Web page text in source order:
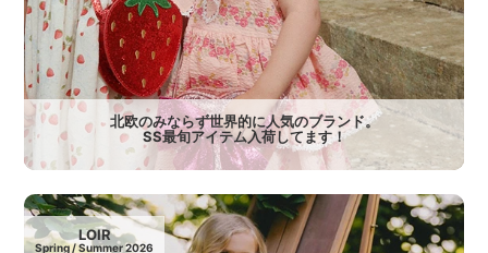
北欧のみならず世界的に人気のブランド。
SS最旬アイテム入荷してます！
LOIR
Spring / Summer 2026